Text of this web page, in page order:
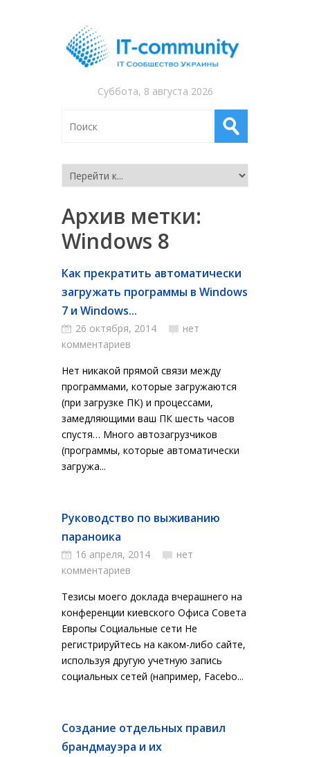
Суббота, 8 августа 2026
Архив метки:
Windows 8
Как прекратить автоматически
загружать программы в Windows
7 и Windows...
26 октября, 2014
нет
комментариев
Нет никакой прямой связи между
программами, которые загружаются
(при загрузке ПК) и процессами,
замедляющими ваш ПК шесть часов
спустя… Много автозагрузчиков
(программы, которые автоматически
загружа...
Руководство по выживанию
параноика
16 апреля, 2014
нет
комментариев
Тезисы моего доклада вчерашнего на
конференции киевского Офиса Совета
Европы Социальные сети Не
регистрируйтесь на каком-либо сайте,
используя другую учетную запись
социальных сетей (например, Facebo...
Создание отдельных правил
брандмауэра и их